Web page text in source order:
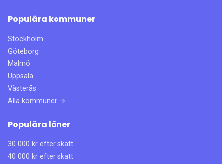
Populära kommuner
Stockholm
Göteborg
Malmö
Uppsala
Västerås
Alla kommuner →
Populära löner
30 000 kr efter skatt
40 000 kr efter skatt